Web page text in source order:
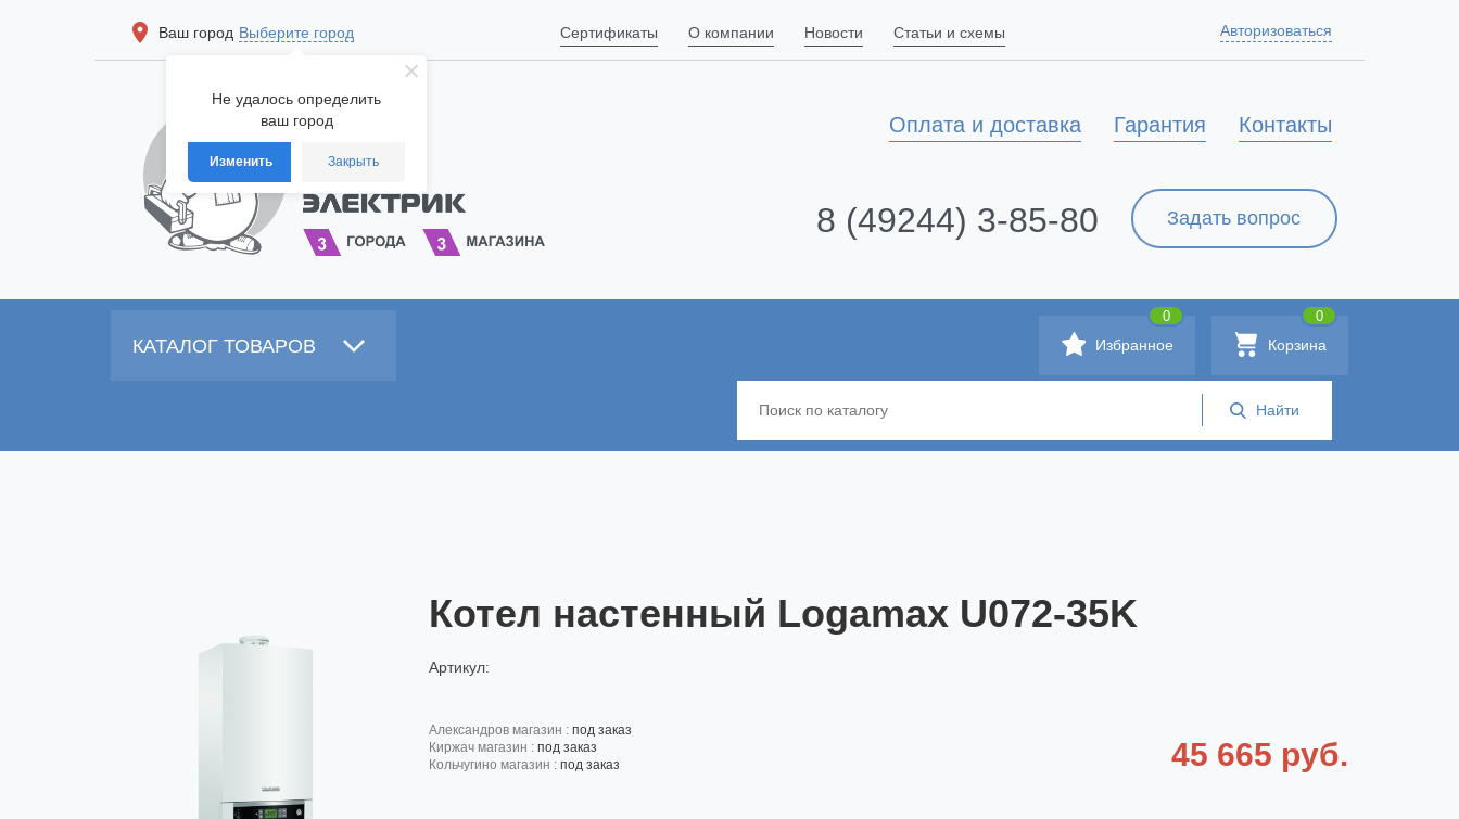
Не удалось определить
ваш город
Изменить Закрыть
Ваш город Выберите город Сертификаты О компании Новости Статьи и схемы Авторизоваться
Контакты
Гарантия
Оплата и доставка
Задать вопрос
8 (49244) 3-85-80
КАТАЛОГ ТОВАРОВ Корзина
0
Избранное
0
Котел настенный Logamax U072-35K
Артикул:
александров магазин : под заказ
киржач магазин : под заказ
кольчугино магазин : под заказ 45 665 руб.